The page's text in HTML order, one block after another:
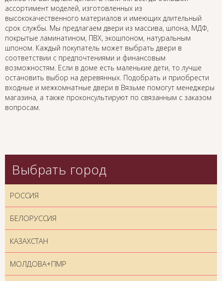
ассортимент моделей, изготовленных из
высококачественного материалов и имеющих длительный
срок службы. Мы предлагаем двери из массива, шпона, МДФ,
покрытые ламинатином, ПВХ, экошпоном, натуральным
шпоном. Каждый покупатель может выбрать двери в
соответствии с предпочтениями и финансовым
возможностям. Если в доме есть маленькие дети, то лучше
остановить выбор на деревянных. Подобрать и приобрести
входные и межкомнатные двери в Вязьме помогут менеджеры
магазина, а также проконсультируют по связанным с заказом
вопросам.
Выбрать город
РОССИЯ
БЕЛОРУССИЯ
КАЗАХСТАН
МОЛДОВА+ПМР